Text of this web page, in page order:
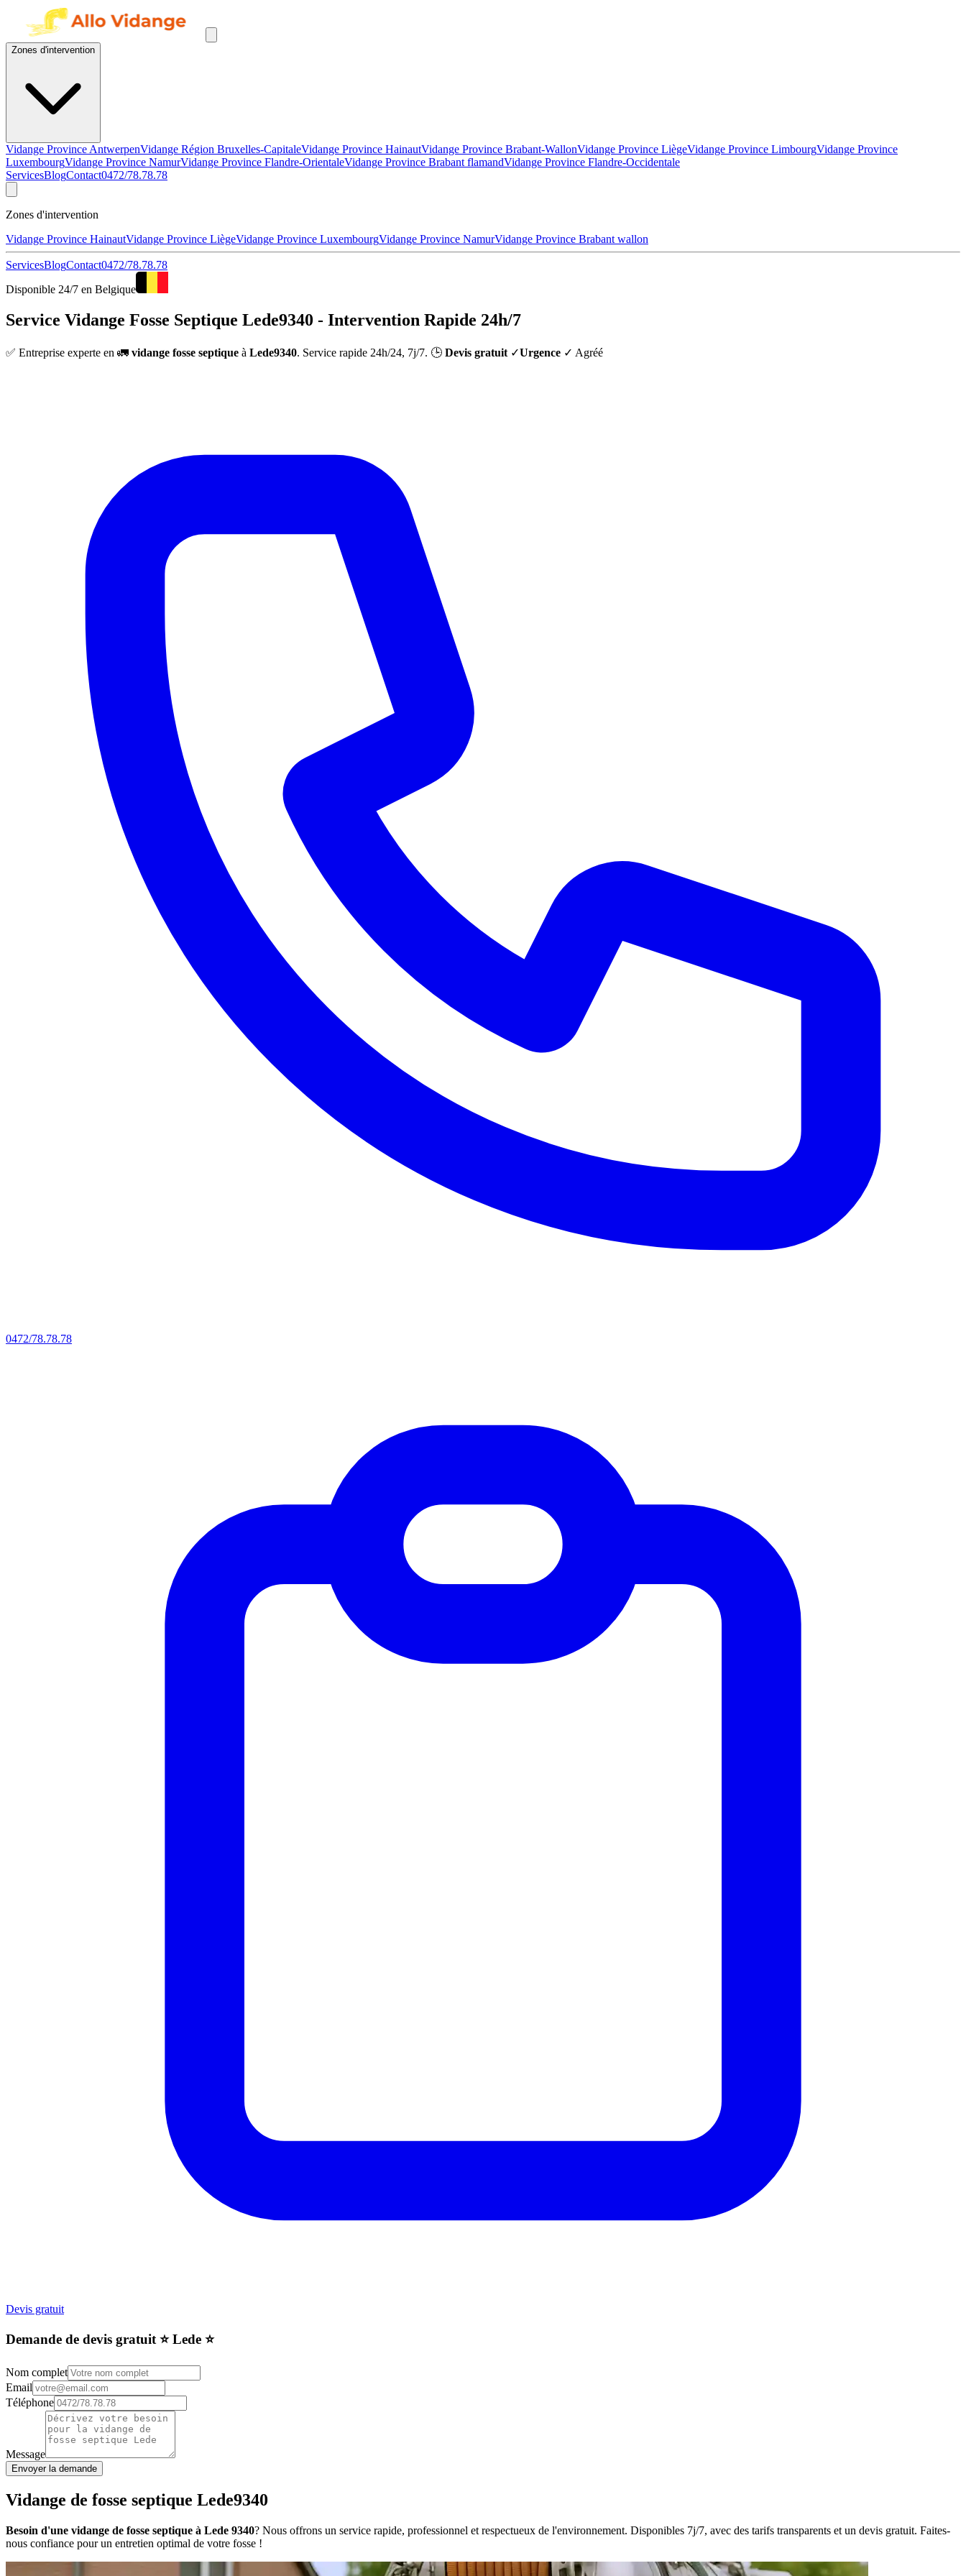
Zones d'intervention
Vidange Province AntwerpenVidange Région Bruxelles-CapitaleVidange Province HainautVidange Province Brabant-WallonVidange Province LiègeVidange Province LimbourgVidange Province
LuxembourgVidange Province NamurVidange Province Flandre-OrientaleVidange Province Brabant flamandVidange Province Flandre-Occidentale
ServicesBlogContact0472/78.78.78
Zones d'intervention
Vidange Province HainautVidange Province LiègeVidange Province LuxembourgVidange Province NamurVidange Province Brabant wallon
ServicesBlogContact0472/78.78.78
Disponible 24/7 en Belgique
Service Vidange Fosse Septique Lede9340 - Intervention Rapide 24h/7
✅ Entreprise experte en 🚛 vidange fosse septique à Lede9340. Service rapide 24h/24, 7j/7. 🕒 Devis gratuit ✓Urgence ✓ Agréé
0472/78.78.78
Devis gratuit
Demande de devis gratuit ⭐️ Lede ⭐️
Nom complet
Email
Téléphone
Message
Envoyer la demande
Vidange de fosse septique Lede9340
Besoin d'une vidange de fosse septique à Lede 9340? Nous offrons un service rapide, professionnel et respectueux de l'environnement. Disponibles 7j/7, avec des tarifs transparents et un devis gratuit. Faites-
nous confiance pour un entretien optimal de votre fosse !